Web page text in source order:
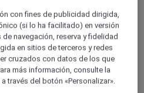
con fines de publicidad dirigida,
(si lo ha facilitado) en versión
navegación, reserva y fidelidad
en sitios de terceros y redes
cruzados con datos de los que
más información, consulte la
través del botón «Personalizar».